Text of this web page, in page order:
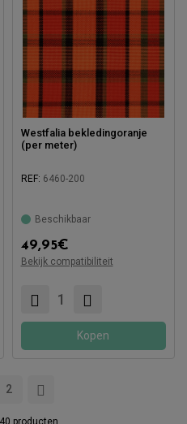
Westfalia bekledingoranje
(per meter)
REF: 6460-200
Beschikbaar
49,95€
Bekijk compatibiliteit
Kopen
2
producten